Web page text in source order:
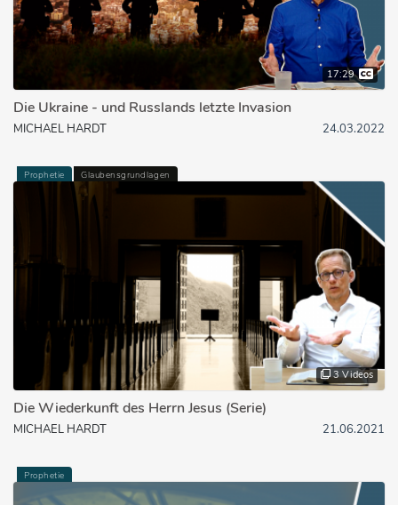
17:29
Die Ukraine - und Russlands letzte Invasion
MICHAEL HARDT 24.03.2022
Prophetie Glaubensgrundlagen
3 Videos
Die Wiederkunft des Herrn Jesus (Serie)
MICHAEL HARDT 21.06.2021
Prophetie